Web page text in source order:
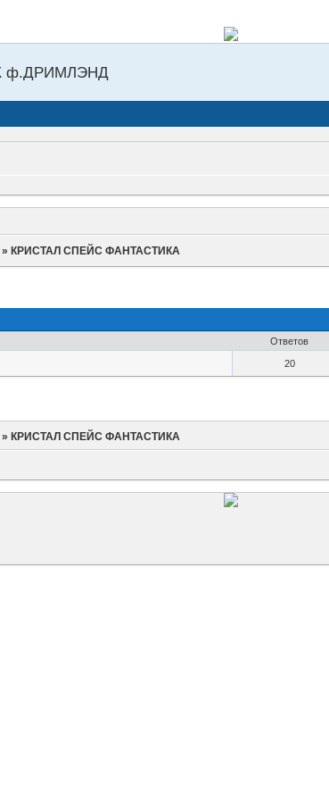
ф.ДРИМЛЭНД
» КРИСТАЛ СПЕЙС ФАНТАСТИКА
Ответов
20
»КРИСТАЛ СПЕЙС ФАНТАСТИКА